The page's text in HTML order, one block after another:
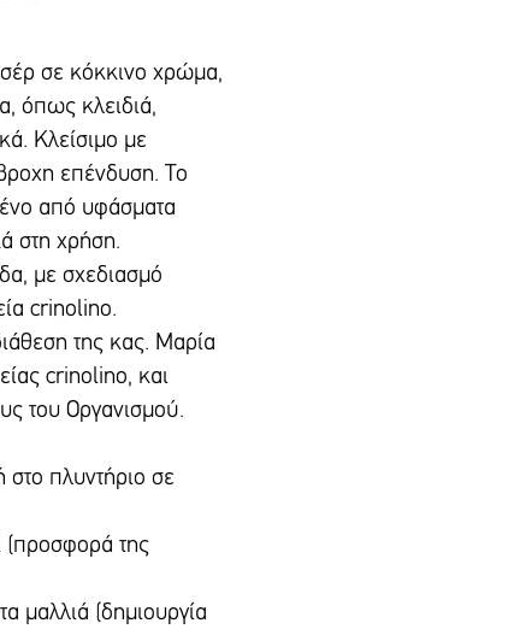
σε κόκκινο χρώμα,
όπως κλειδιά,
Κλείσιμο με
επένδυση. Το
από υφάσματα
στη χρήση.
με σχεδιασμό
crinolino.
της κας. Μαρία
crinolino, και
του Οργανισμού.
στο πλυντήριο σε
της
μαλλιά (δημιουργία